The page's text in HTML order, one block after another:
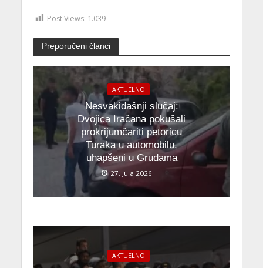
Post Views: 1.039
Preporučeni članci
AKTUELNO
Nesvakidašnji slučaj:
Dvojica Iračana pokušali
prokrijumčariti petoricu
Turaka u automobilu,
uhapšeni u Grudama
27. Jula 2026.
AKTUELNO